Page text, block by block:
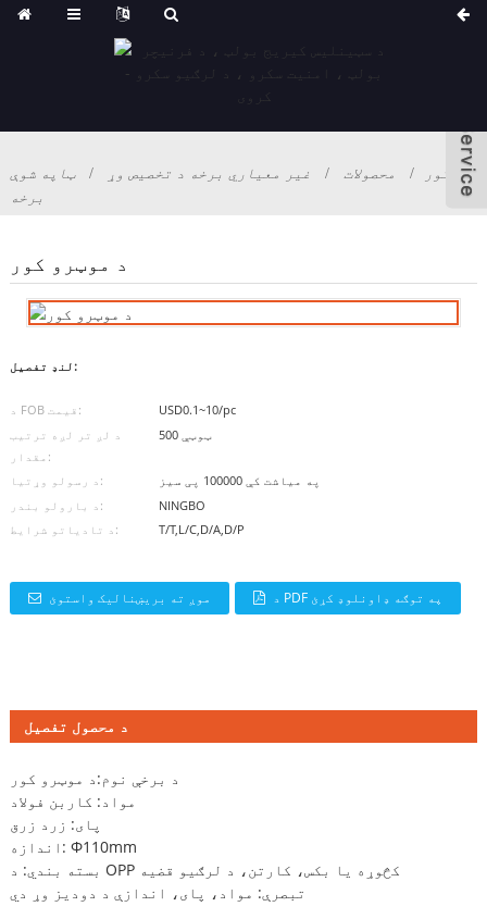
کور محصولات غیر معیاري برخه د تخصیص وړ
ټاپه شوې
برخه
د موټرو کور
لنډ تفصیل:
د FOB قیمت:
USD0.1~10/pc
د لږ تر لږه ترتیب
مقدار:
500 ټوټې
د رسولو وړتیا:
په میاشت کې 100000 پی سیز
د بارولو بندر:
NINGBO
د تادیاتو شرایط:
T/T,L/C,D/A,D/P
موږ ته بریښنالیک واستوئ د PDF په توګه ډاونلوډ کړئ
د محصول تفصیل
د برخې نوم:د موټرو کور
مواد: کاربن فولاد
پای: زرد زرق
اندازه: Φ110mm
بسته بندي: د OPP کڅوړه یا بکس، کارتن، د لرګیو قضیه
تبصرې: مواد، پای، اندازې د دودیز وړ دي